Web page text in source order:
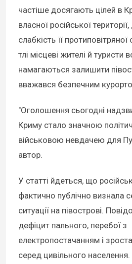
частіше досягають цілей в
власної російської
слабкість її
тлі місцеві жителі й туристи
намагаються залишити
вважався безпечним
"Оголошення сьогодні
Криму стало значною
військовою невдачею для
автор.
У статті йдеться, що
фактично публічно визнала
ситуації на півострові.
дефіцит пального, перебої з
електропостачанням і
серед цивільного